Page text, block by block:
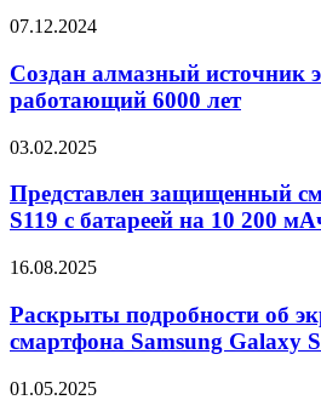
VISION
AI
2-
поколения
Создан
источник
энергии,
работающий
лет
07.12.2024
Создан алмазный источник
работающий 6000 лет
Представлен
смартфон
Doogee
S119
батареей
10
200
03.02.2025
Представлен защищенный
S119 с батареей на 10 200
Раскрыты
об
экране
и
смартфона
16.08.2025
Раскрыты подробности об
смартфона Samsung Galaxy
Представлен
01.05.2025